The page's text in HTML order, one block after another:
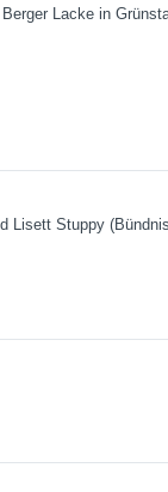
Lacke in
Lisett Stuppy